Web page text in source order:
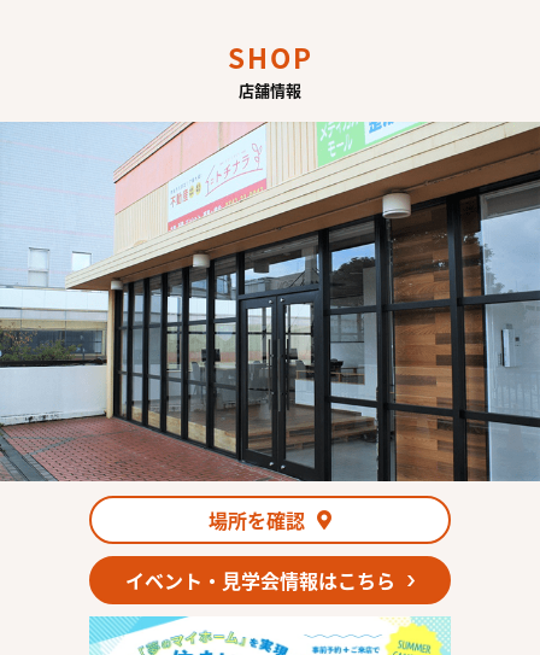
SHOP
店舗情報
場所を確認
イベント・見学会情報はこちら